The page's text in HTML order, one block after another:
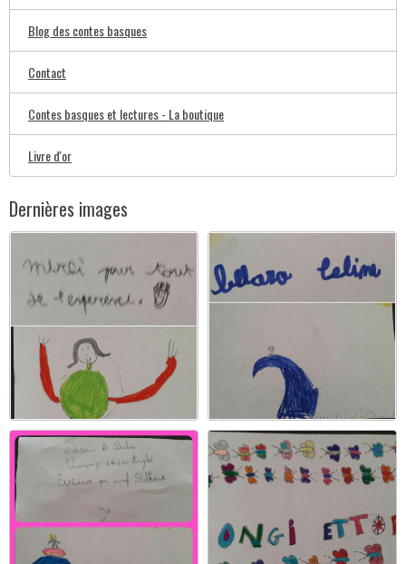
Blog des contes basques
Contact
Contes basques et lectures - La boutique
Livre d'or
Dernières images